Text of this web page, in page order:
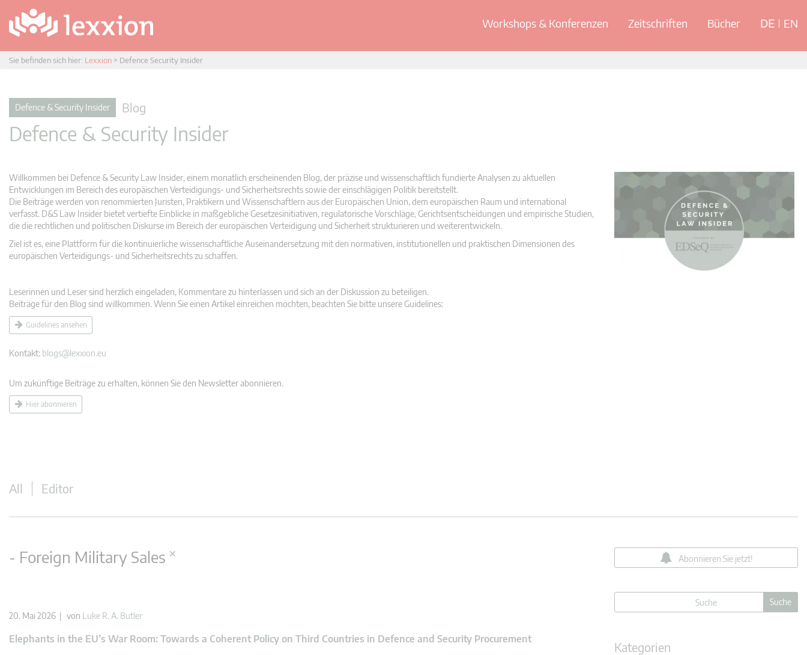
Workshops & Konferenzen Zeitschriften Bücher DE EN
Sie befinden sich hier: Lexxion > Defence Security Insider
Defence & Security Insider Blog
Defence & Security Insider
Willkommen bei Defence & Security Law Insider, einem monatlich erscheinenden Blog, der präzise und wissenschaftlich fundierte Analysen zu aktuellen
Entwicklungen im Bereich des europäischen Verteidigungs- und Sicherheitsrechts sowie der einschlägigen Politik bereitstellt.
Die Beiträge werden von renommierten Juristen, Praktikern und Wissenschaftlern aus der Europäischen Union, dem europäischen Raum und international
verfasst. D&S Law Insider bietet vertiefte Einblicke in maßgebliche Gesetzesinitiativen, regulatorische Vorschläge, Gerichtsentscheidungen und empirische Studien,
die die rechtlichen und politischen Diskurse im Bereich der europäischen Verteidigung und Sicherheit strukturieren und weiterentwickeln.
Ziel ist es, eine Plattform für die kontinuierliche wissenschaftliche Auseinandersetzung mit den normativen, institutionellen und praktischen Dimensionen des
europäischen Verteidigungs- und Sicherheitsrechts zu schaffen.
Leserinnen und Leser sind herzlich eingeladen, Kommentare zu hinterlassen und sich an der Diskussion zu beteiligen.
Beiträge für den Blog sind willkommen. Wenn Sie einen Artikel einreichen möchten, beachten Sie bitte unsere Guidelines:
Guidelines ansehen
Kontakt: blogs@lexxion.eu
Um zukünftige Beiträge zu erhalten, können Sie den Newsletter abonnieren.
Hier abonnieren
All Editor
- Foreign Military Sales ×
20. Mai 2026 | von Luke R. A. Butler
Elephants in the EU’s War Room: Towards a Coherent Policy on Third Countries in Defence and Security Procurement
Abonnieren Sie jetzt!
Kategorien